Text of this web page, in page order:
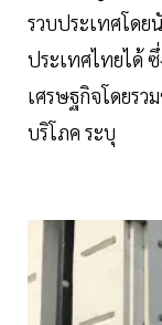
รวบประเทศโด
ประเทศไทยได้
เศรษฐกิจโดยรว
บริโภค ระบุ